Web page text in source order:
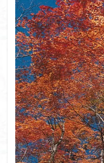
人名山
京都府
二本木峠
事前準備
中津川市
中山
中央アルプス
両神
下北半島
上越
三角点
三等三角点
三浦半島最高峰
三
今別町
伊吹山地
北日高
北区
北アルプス
前日光
初心者向け
初心者